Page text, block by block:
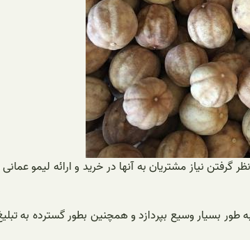
نیاز مشتریان به آنها در خرید و ارائه لیمو
بسیار وسیع بپردازد و همچنین بطور گسترده به